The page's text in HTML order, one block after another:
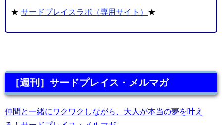
★ サードプレイスラボ（専用サイト） ★
［週刊］サードプレイス・メルマガ
仲間と一緒にワクワクしながら、大人が本当の夢を叶え